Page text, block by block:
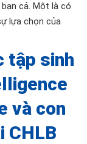
cả. Một là có
lựa chọn của
tập sinh
và con
CHLB